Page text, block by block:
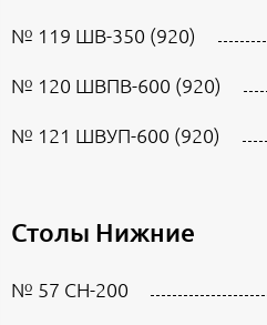
№ 119 ШВ-350 (920)
№ 120 ШВПВ-600 (920)
№ 121 ШВУП-600 (920)
Столы Нижние
№ 57 CН-200